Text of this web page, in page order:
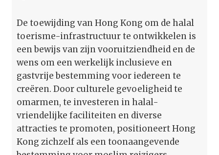
De toewijding van Hong Kong om de halal
toerisme-infrastructuur te ontwikkelen is
een bewijs van zijn vooruitziendheid en de
wens om een werkelijk inclusieve en
gastvrije bestemming voor iedereen te
creëren. Door culturele gevoeligheid te
omarmen, te investeren in halal-
vriendelijke faciliteiten en diverse
attracties te promoten, positioneert Hong
Kong zichzelf als een toonaangevende